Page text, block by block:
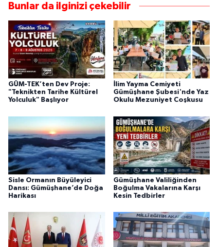
Bunlar da ilginizi çekebilir
GÜM-TEK’ten Dev Proje:
"Teknikten Tarihe Kültürel
Yolculuk" Başlıyor
İlim Yayma Cemiyeti
Gümüşhane Şubesi'nde Yaz
Okulu Mezuniyet Coşkusu
Sisle Ormanın Büyüleyici
Dansı: Gümüşhane’de Doğa
Harikası
Gümüşhane Valiliğinden
Boğulma Vakalarına Karşı
Kesin Tedbirler